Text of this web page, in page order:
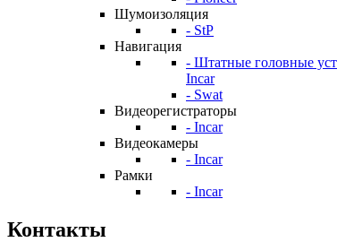
Шумоизоляция
- StP
Навигация
- Штатные головные
Incar
- Swat
Видеорегистраторы
- Incar
Видеокамеры
- Incar
Рамки
- Incar
Контакты